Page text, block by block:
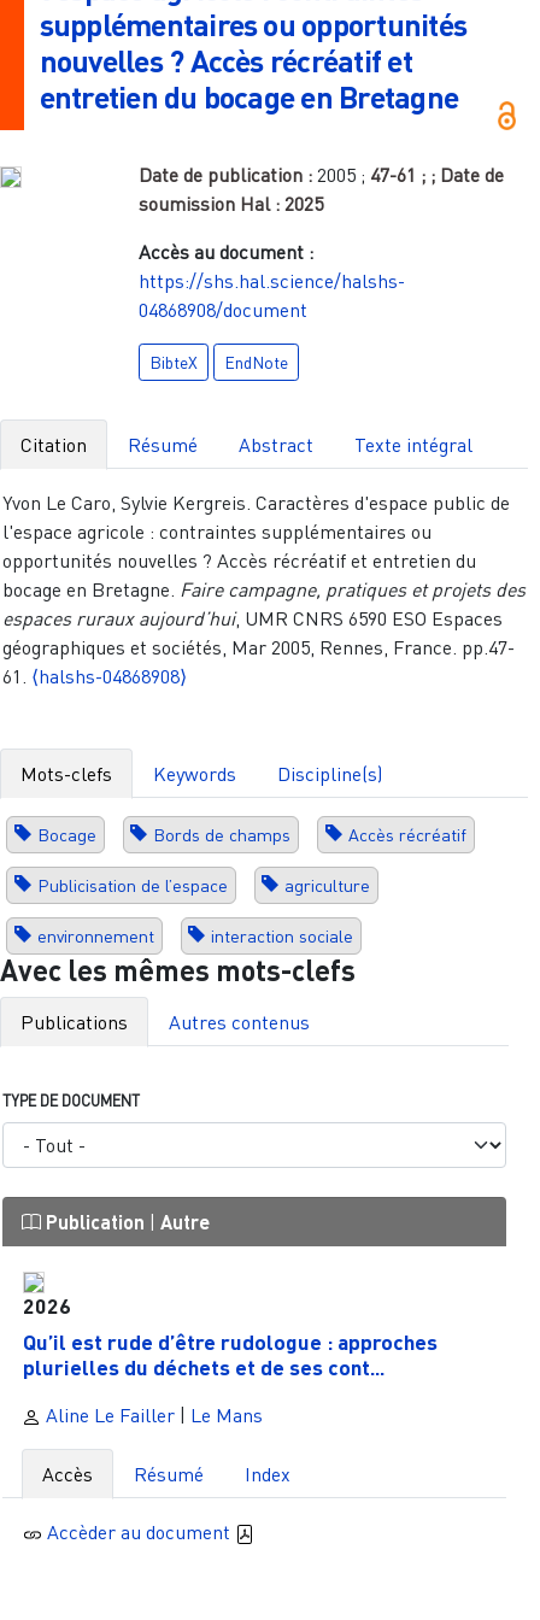
supplémentaires ou opportunités
nouvelles ? Accès récréatif et
entretien du bocage en Bretagne
Date de publication : 2005 ; 47-61 ; ; Date de
soumission Hal : 2025
Accès au document :
https://shs.hal.science/halshs-
04868908/document
BibteX EndNote
Citation Résumé Abstract Texte intégral
Yvon Le Caro, Sylvie Kergreis. Caractères d'espace public de
l'espace agricole : contraintes supplémentaires ou
opportunités nouvelles ? Accès récréatif et entretien du
bocage en Bretagne. Faire campagne, pratiques et projets des
espaces ruraux aujourd’hui, UMR CNRS 6590 ESO Espaces
géographiques et sociétés, Mar 2005, Rennes, France. pp.47-
61. ⟨halshs-04868908⟩
Mots-clefs Keywords Discipline(s)
Bocage Bords de champs Accès récréatif
Publicisation de l’espace agriculture
environnement interaction sociale
Avec les mêmes mots-clefs
Publications Autres contenus
TYPE DE DOCUMENT
Publication | Autre
2026
Qu’il est rude d’être rudologue : approches
plurielles du déchets et de ses cont...
Aline Le Failler| Le Mans
Accès Résumé Index
Accèder au document